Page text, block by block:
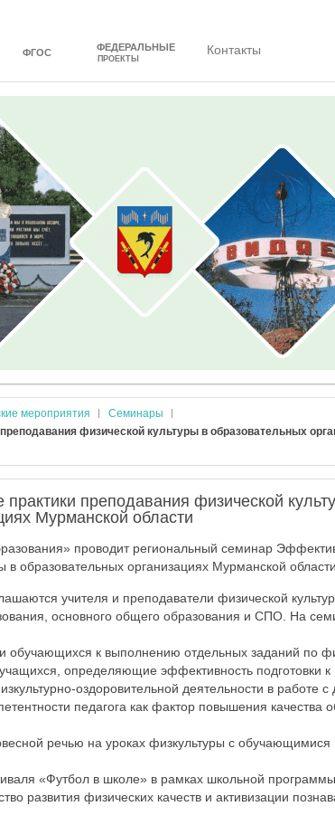
ФГОС ФЕДЕРАЛЬНЫЕ
ПРОЕКТЫ
Контакты
мероприятия
Семинары
физической культуры в образовательных
преподавания физической
Мурманской области
проводит региональный семинар
в образовательных организациях Мурманской
учителя и преподаватели физической
основного общего образования и СПО. На
обучающихся к выполнению отдельных заданий по
определяющие эффективность подготовки
оздоровительной деятельности в работе
педагога как фактор повышения качества
речью на уроках физкультуры с
«Футбол в школе» в рамках школьной
развития физических качеств и активизации